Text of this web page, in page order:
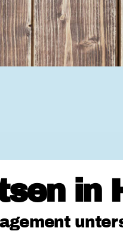
uns dein
|
| 80 Jahre
x 80 Jahre x
- Viele
engagiert - Digitale
Hessen
in